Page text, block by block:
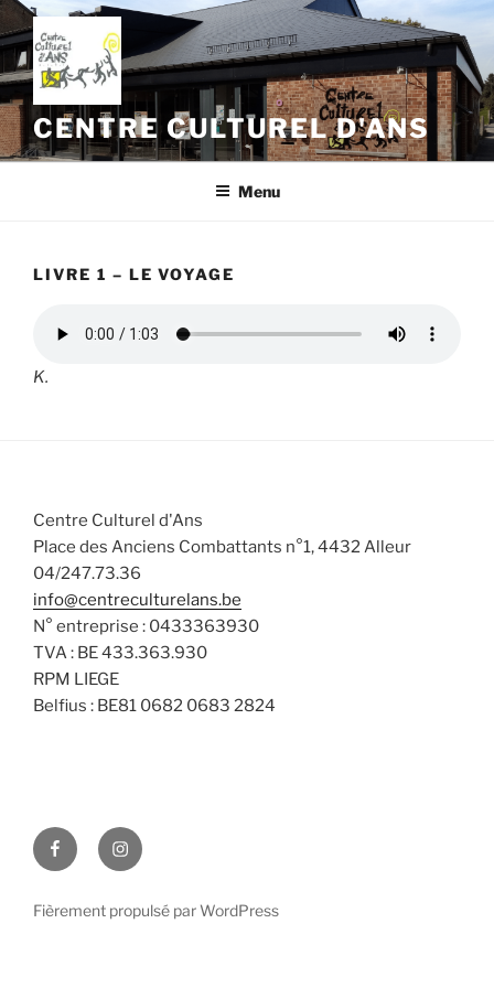
Aller
au
contenu
principal
CENTRE CULTUREL D'ANS
Menu
LIVRE 1 – LE VOYAGE
K.
Centre Culturel d'Ans
Place des Anciens Combattants n°1, 4432 Alleur
04/247.73.36
info@centreculturelans.be
N° entreprise : 0433363930
TVA : BE 433.363.930
RPM LIEGE
Belfius : BE81 0682 0683 2824
FacebookInstagram
Fièrement propulsé par WordPress